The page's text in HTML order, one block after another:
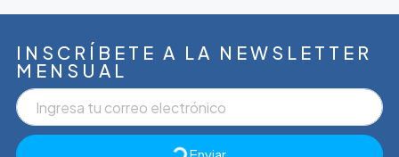
INSCRÍBETE A LA NEWSLETTER
MENSUAL